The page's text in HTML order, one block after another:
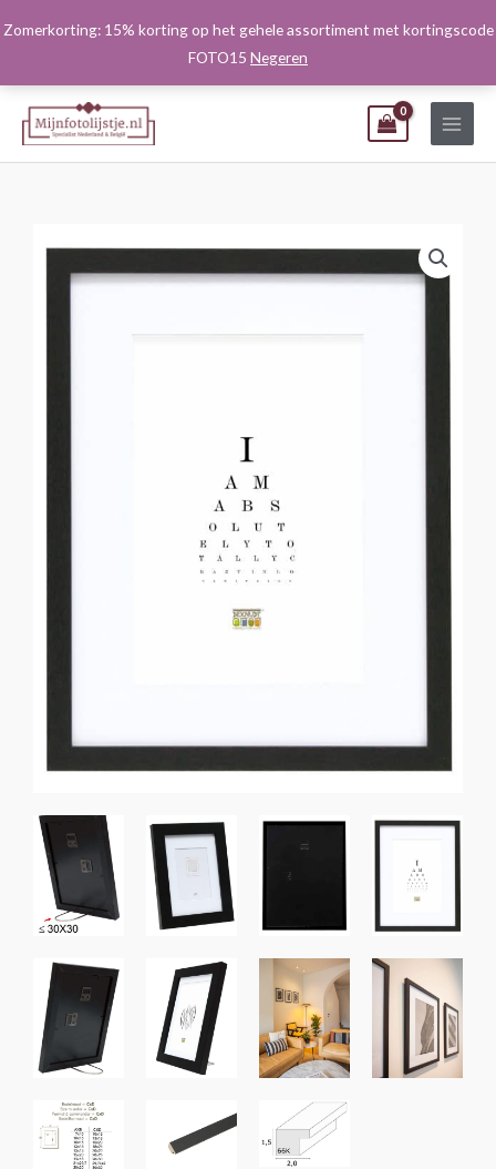
Zomerkorting: 15% korting op het gehele assortiment met kortingscode
FOTO15 Negeren
naar